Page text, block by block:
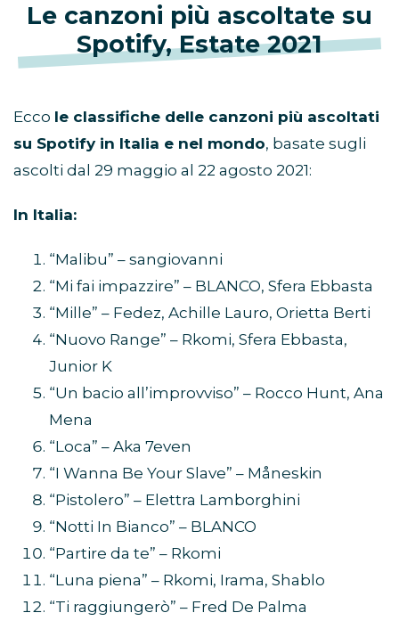
Le canzoni più ascoltate su
Spotify, Estate 2021
Ecco le classifiche delle canzoni più ascoltati
su Spotify in Italia e nel mondo, basate sugli
ascolti dal 29 maggio al 22 agosto 2021:
In Italia:
“Malibu” – sangiovanni
“Mi fai impazzire” – BLANCO, Sfera Ebbasta
“Mille” – Fedez, Achille Lauro, Orietta Berti
“Nuovo Range” – Rkomi, Sfera Ebbasta,
Junior K
“Un bacio all’improvviso” – Rocco Hunt, Ana
Mena
“Loca” – Aka 7even
“I Wanna Be Your Slave” – Måneskin
“Pistolero” – Elettra Lamborghini
“Notti In Bianco” – BLANCO
“Partire da te” – Rkomi
“Luna piena” – Rkomi, Irama, Shablo
“Ti raggiungerò” – Fred De Palma